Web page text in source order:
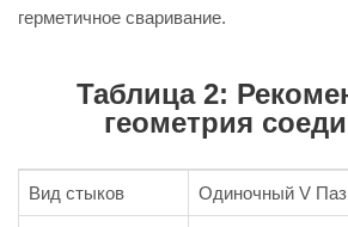
герметичное сваривание.
Таблица 2:
геометрия
Вид стыков Одиночный V Паз